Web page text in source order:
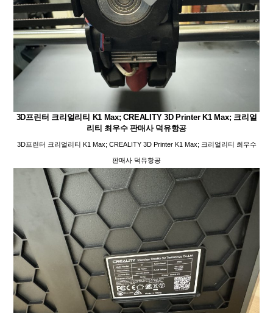
3D프린터 크리얼리티 K1 Max; CREALITY 3D Printer K1 Max; 크리얼
리티 최우수 판매사 덕유항공
3D프린터 크리얼리티 K1 Max; CREALITY 3D Printer K1 Max; 크리얼리티 최우수
판매사 덕유항공